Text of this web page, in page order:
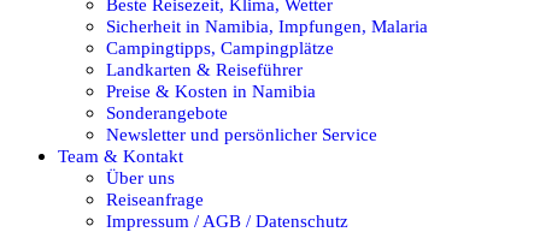
Beste Reisezeit, Klima, Wetter
Sicherheit in Namibia, Impfungen, Malaria
Campingtipps, Campingplätze
Landkarten & Reiseführer
Preise & Kosten in Namibia
Sonderangebote
Newsletter und persönlicher Service
Team & Kontakt
Über uns
Reiseanfrage
Impressum / AGB / Datenschutz